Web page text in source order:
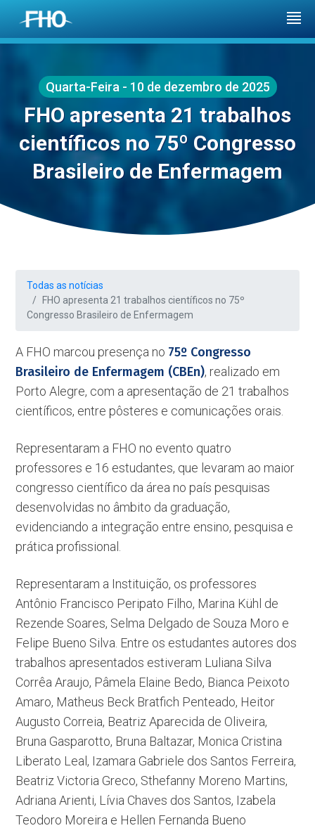
Quarta-Feira - 10 de dezembro de 2025
FHO apresenta 21 trabalhos
científicos no 75º Congresso
Brasileiro de Enfermagem
Todas as notícias
FHO apresenta 21 trabalhos científicos no 75º
Congresso Brasileiro de Enfermagem
A FHO marcou presença no 75º Congresso
Brasileiro de Enfermagem (CBEn), realizado em
Porto Alegre, com a apresentação de 21 trabalhos
científicos, entre pôsteres e comunicações orais.
Representaram a FHO no evento quatro
professores e 16 estudantes, que levaram ao maior
congresso científico da área no país pesquisas
desenvolvidas no âmbito da graduação,
evidenciando a integração entre ensino, pesquisa e
prática profissional.
Representaram a Instituição, os professores
Antônio Francisco Peripato Filho, Marina Kühl de
Rezende Soares, Selma Delgado de Souza Moro e
Felipe Bueno Silva. Entre os estudantes autores dos
trabalhos apresentados estiveram Luliana Silva
Corrêa Araujo, Pâmela Elaine Bedo, Bianca Peixoto
Amaro, Matheus Beck Bratfich Penteado, Heitor
Augusto Correia, Beatriz Aparecida de Oliveira,
Bruna Gasparotto, Bruna Baltazar, Monica Cristina
Liberato Leal, Izamara Gabriele dos Santos Ferreira,
Beatriz Victoria Greco, Sthefanny Moreno Martins,
Adriana Arienti, Lívia Chaves dos Santos, Izabela
Teodoro Moreira e Hellen Fernanda Bueno